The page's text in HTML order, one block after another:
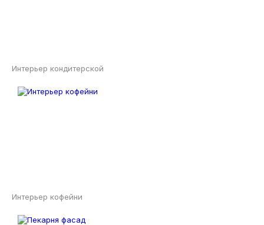
Интерьер кондитерской
Интерьер кофейни